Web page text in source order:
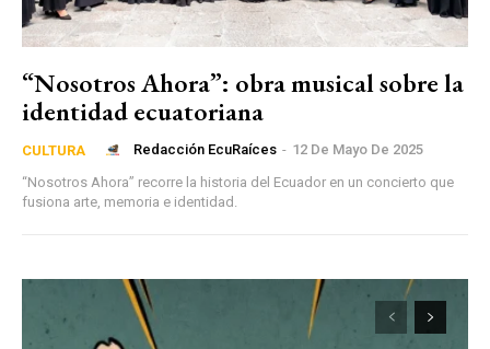
“Nosotros Ahora”: obra musical sobre la
identidad ecuatoriana
CULTURA Redacción EcuRaíces - 12 De Mayo De 2025
“Nosotros Ahora” recorre la historia del Ecuador en un concierto que
fusiona arte, memoria e identidad.